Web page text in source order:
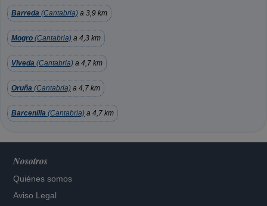
Barreda (Cantabria) a 3,9 km
Mogro (Cantabria) a 4,3 km
Viveda (Cantabria) a 4,7 km
Oruña (Cantabria) a 4,7 km
Barcenilla (Cantabria) a 4,7 km
Nosotros
Quiénes somos
Aviso Legal